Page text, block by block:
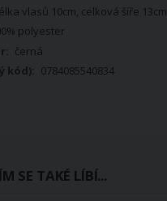
vlasů 10cm, celková šíře 13cm
polyester
černá
0784085540834
SE TAKÉ LÍBÍ...